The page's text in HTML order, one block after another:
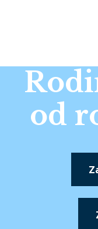
od